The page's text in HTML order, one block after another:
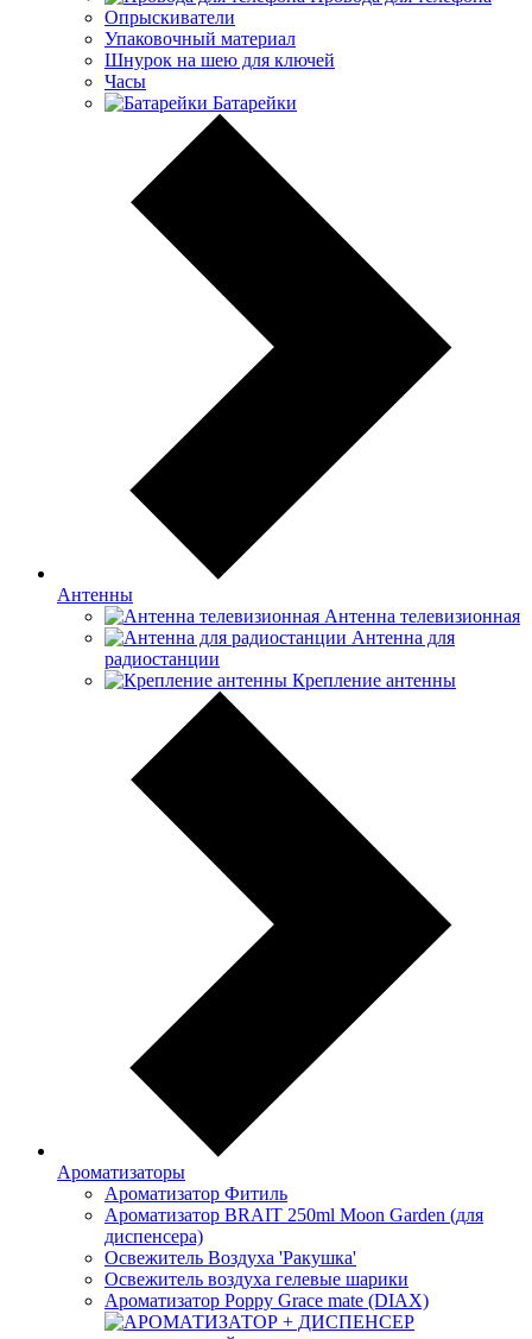
Опрыскиватели
Упаковочный материал
Шнурок на шею для ключей
Часы
Батарейки
Антенны
Антенна телевизионная
Антенна для
радиостанции
Крепление антенны
Ароматизаторы
Ароматизатор Фитиль
Ароматизатор BRAIT 250ml Moon Garden (для
диспенсера)
Освежитель Воздуха 'Ракушка'
Освежитель воздуха гелевые шарики
Ароматизатор Poppy Grace mate (DIAX)